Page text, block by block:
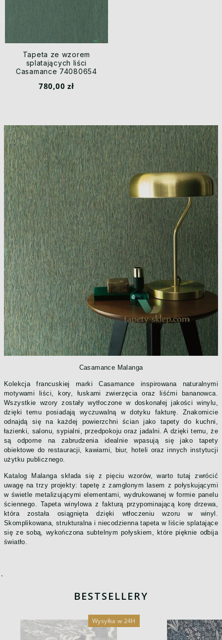
Tapeta ze wzorem
splatających liści
Casamance 74080654
780,00 zł
Casamance Malanga
Kolekcja francuskiej marki Casamance inspirowana naturalnymi
motywami liści, kory, łuskami zwierzęcia oraz liśćmi bananowca.
Wszystkie wzory zostały wytłoczone w doskonałej jakości winylu,
dzięki temu posiadają wyczuwalną w dotyku fakturę. Znakomicie
odnajdą się na każdej powierzchni ścian jako tapety do kuchni,
łazienki, salonu, sypialni, przedpokoju oraz jadalni. A dzięki temu, że
są odporne na zabrudzenia idealnie wpasują się jako tapety
obiektowe do restauracji, kawiarni, biur, hoteli oraz innych instytucji
użytku publicznego.
Katalog Malanga składa się z pięciu wzorów, warto tutaj zwrócić
uwagę na trzy projekty: tapetę z zamglonym lasem z połyskującymi
w świetle metalizującymi elementami, wydrukowanej w formie panelu
ściennego. Tapeta winylowa z fakturą przypominającą korę drzewa,
która została osiągnięta dzięki wtłoczeniu wzoru w winyl.
Skomplikowana, strukturalna i niecodzienna tapeta w liście splatające
się ze sobą, wykończona subtelnym połyskiem, które pięknie odbija
światło.
`
BESTSELLERY
Wysyłka w 24H